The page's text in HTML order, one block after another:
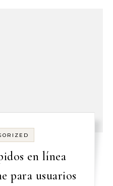
en línea
para usuarios